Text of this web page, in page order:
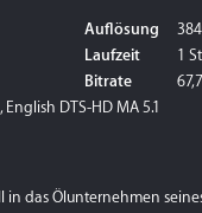
English DTS-HD MA 5.1
Auflösung
Laufzeit
1
Bitrate
in das Ölunternehmen